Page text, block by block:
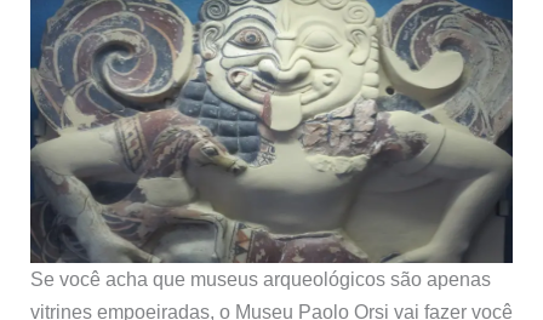
Se você acha que museus arqueológicos são apenas
vitrines empoeiradas, o Museu Paolo Orsi vai fazer você